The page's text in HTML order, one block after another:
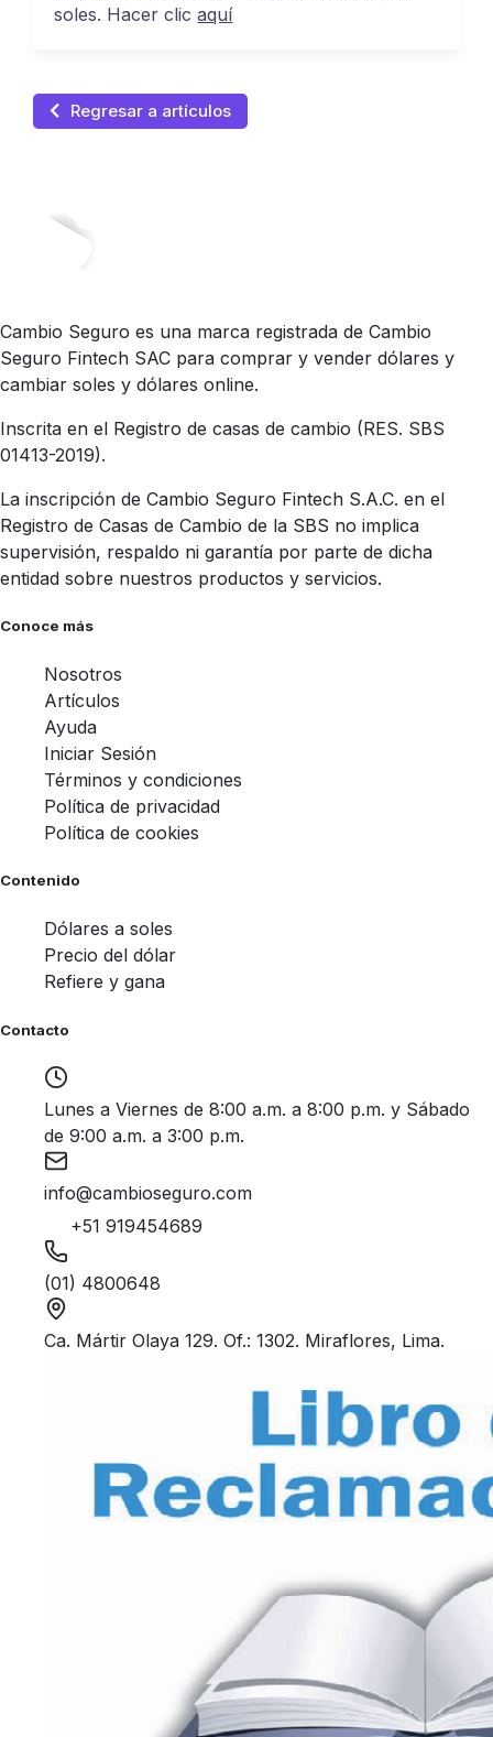
soles. Hacer clicaquí
Regresar a artículos
Cambio Seguro es una marca registrada de Cambio
Seguro Fintech SAC para comprar y vender dólares y
cambiar soles y dólares online.
Inscrita en el Registro de casas de cambio (RES. SBS
01413-2019).
La inscripción de Cambio Seguro Fintech S.A.C. en el
Registro de Casas de Cambio de la SBS no implica
supervisión, respaldo ni garantía por parte de dicha
entidad sobre nuestros productos y servicios.
Conoce más
Nosotros
Artículos
Ayuda
Iniciar Sesión
Términos y condiciones
Política de privacidad
Política de cookies
Contenido
Dólares a soles
Precio del dólar
Refiere y gana
Contacto
Lunes a Viernes de 8:00 a.m. a 8:00 p.m. y Sábado
de 9:00 a.m. a 3:00 p.m.
info@cambioseguro.com
+51 919454689
(01) 4800648
Ca. Mártir Olaya 129. Of.: 1302. Miraflores, Lima.